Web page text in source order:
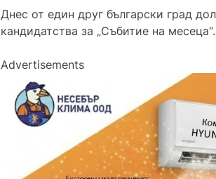
Днес от един друг български град
кандидатства за „Събитие на месеца“.
Advertisements